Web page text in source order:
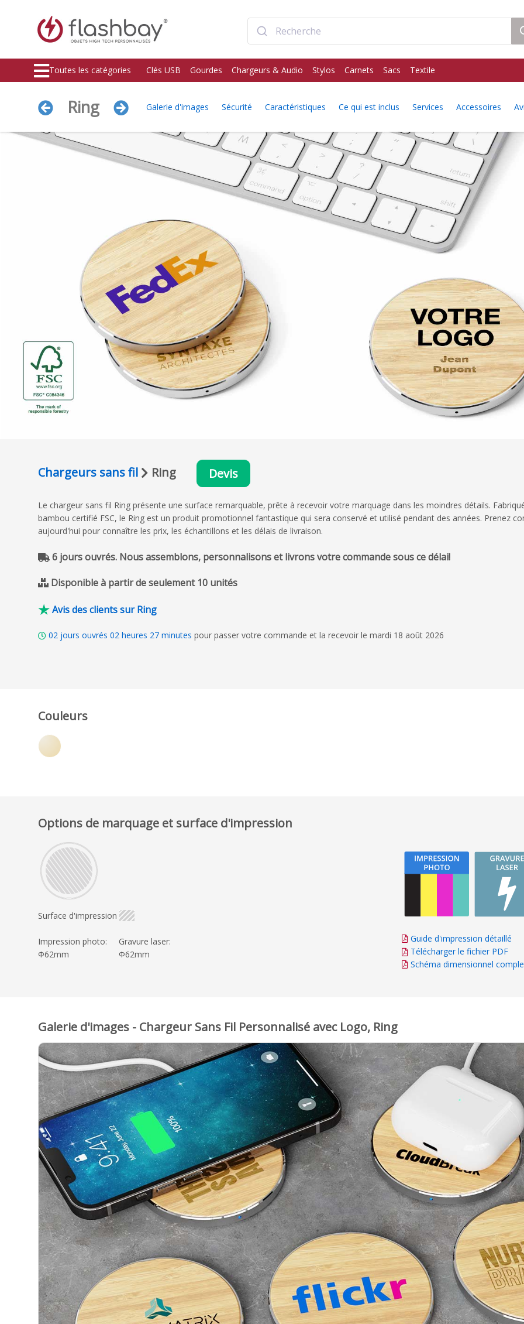
Toutes les catégories Clés USB Gourdes Chargeurs & Audio Stylos Carnets Sacs Textile
Ring Galerie d'images Sécurité Caractéristiques Ce qui est inclus Services Accessoires
Chargeurs sans fil Ring Devis
Le chargeur sans fil Ring présente une surface remarquable, prête à recevoir votre marquage dans les moindres détails.
bambou certifié FSC, le Ring est un produit promotionnel fantastique qui sera conservé et utilisé pendant des années. Prenez
aujourd'hui pour connaître les prix, les échantillons et les délais de livraison.
6 jours ouvrés. Nous assemblons, personnalisons et livrons votre commande sous ce délai!
Disponible à partir de seulement 10 unités
Avis des clients sur Ring
02 jours ouvrés 02 heures 27 minutes pour passer votre commande et la recevoir le mardi 18 août 2026
Couleurs
Options de marquage et surface d'impression
Surface d'impression
Impression photo:
Φ62mm
Gravure laser:
Φ62mm
Guide d'impression détaillé
Télécharger le fichier PDF
Schéma dimensionnel
Galerie d'images - Chargeur Sans Fil Personnalisé avec Logo, Ring